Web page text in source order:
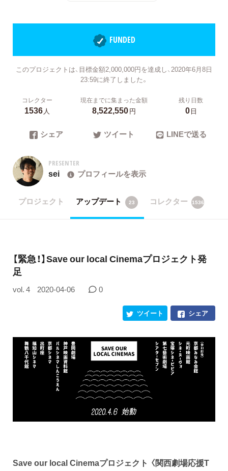
FUNDED
このプロジェクトは、目標金額2,000,000円を達成し、2020年6月8日
23:59に終了しました。
コレクター
1536人
現在までに集まった金額
8,522,550円
残り日数
0日
シェア ツイート LINEで送る
PRESENTER
sei プロフィールを表示
プロジェクト アップデート 23 コレクター 1536
【緊急！】Save our local Cinemaプロジェクト発
足
vol. 4 2020-04-06 0
シェア
ツイート
Save our local Cinemaプロジェクト 〈関西劇場応援T